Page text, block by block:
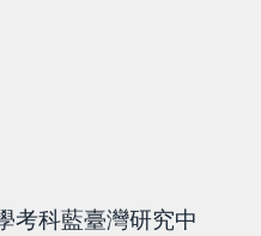
考科藍臺灣研究中